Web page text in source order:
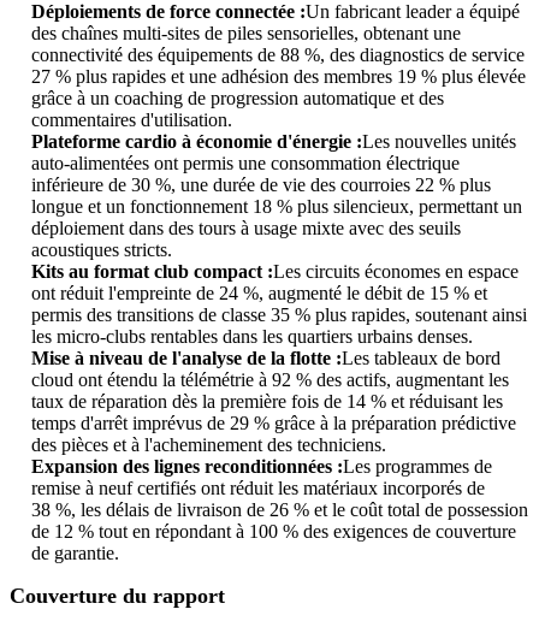
Déploiements de force connectée :Un fabricant leader a équipé
des chaînes multi-sites de piles sensorielles, obtenant une
connectivité des équipements de 88 %, des diagnostics de service
27 % plus rapides et une adhésion des membres 19 % plus élevée
grâce à un coaching de progression automatique et des
commentaires d'utilisation.
Plateforme cardio à économie d'énergie :Les nouvelles unités
auto-alimentées ont permis une consommation électrique
inférieure de 30 %, une durée de vie des courroies 22 % plus
longue et un fonctionnement 18 % plus silencieux, permettant un
déploiement dans des tours à usage mixte avec des seuils
acoustiques stricts.
Kits au format club compact :Les circuits économes en espace
ont réduit l'empreinte de 24 %, augmenté le débit de 15 % et
permis des transitions de classe 35 % plus rapides, soutenant ainsi
les micro-clubs rentables dans les quartiers urbains denses.
Mise à niveau de l'analyse de la flotte :Les tableaux de bord
cloud ont étendu la télémétrie à 92 % des actifs, augmentant les
taux de réparation dès la première fois de 14 % et réduisant les
temps d'arrêt imprévus de 29 % grâce à la préparation prédictive
des pièces et à l'acheminement des techniciens.
Expansion des lignes reconditionnées :Les programmes de
remise à neuf certifiés ont réduit les matériaux incorporés de
38 %, les délais de livraison de 26 % et le coût total de possession
de 12 % tout en répondant à 100 % des exigences de couverture
de garantie.
Couverture du rapport